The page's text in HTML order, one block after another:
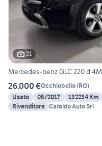
21
Mercedes-benz GLC 220 d
26.000 €Occhiobello(RO)
Usato
05/2017 132234 Km
Rivenditore Cataldo Auto Srl